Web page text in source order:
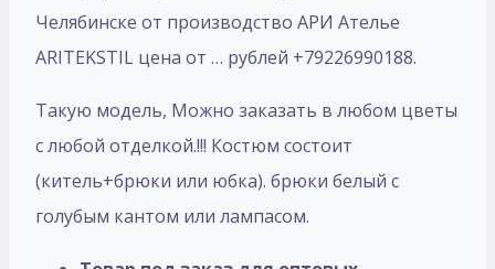
Челябинске от производство АРИ Ателье
ARITEKSTIL цена от … рублей +79226990188.
Такую модель, Mожно заказать в любом цветы
с любой отделкой.!!! Костюм состоит
(китель+брюки или юбка). брюки белый с
голубым кантом или лампасом.